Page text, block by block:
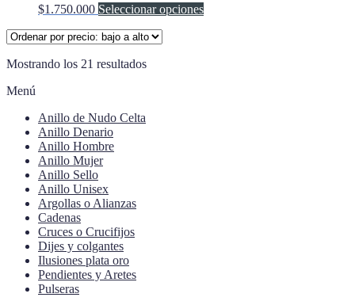
producto
opciones
$1.750.000 Seleccionar opcionesEste
Mostrando los 21 resultadosOrdenado
Menú
Anillo de Nudo Celta
Anillo Denario
Anillo Hombre
Anillo Mujer
Anillo Sello
Anillo Unisex
Argollas o Alianzas
Cadenas
Cruces o Crucifijos
Dijes y colgantes
Ilusiones plata oro
Pendientes y Aretes
Pulseras